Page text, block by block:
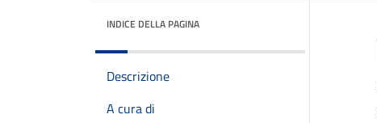
INDICE DELLA PAGINA
Descrizione
A cura di